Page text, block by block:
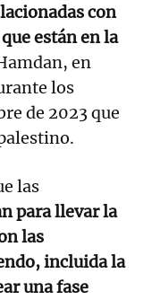
con
están en la
en
los
de 2023 que
las
para llevar la
las
incluida la
una fase